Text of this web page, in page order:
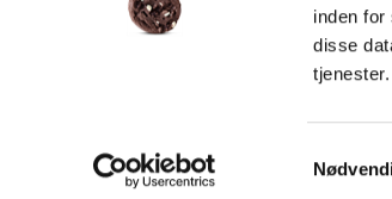
inden for
disse